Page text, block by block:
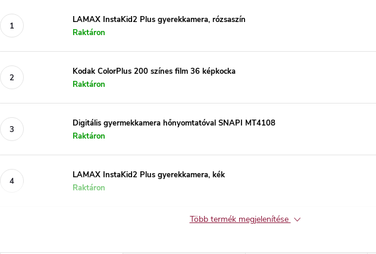
LAMAX InstaKid2 Plus gyerekkamera, rózsaszín
Raktáron
Kodak ColorPlus 200 színes film 36 képkocka
Raktáron
Digitális gyermekkamera hőnyomtatóval SNAPI MT4108
Raktáron
LAMAX InstaKid2 Plus gyerekkamera, kék
Raktáron
Több termék megjelenítése